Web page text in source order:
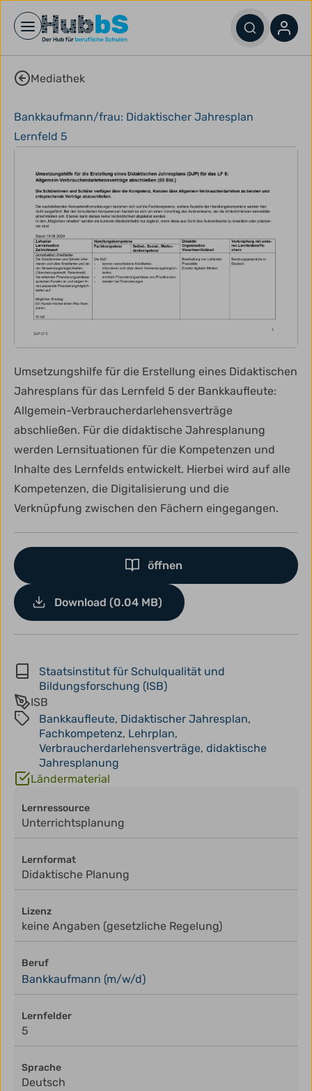
Open main menu
Mediathek
Bankkaufmann/frau: Didaktischer Jahresplan
Lernfeld 5
Umsetzungshilfe für die Erstellung eines Didaktischen
Jahresplans für das Lernfeld 5 der Bankkaufleute:
Allgemein-Verbraucherdarlehensverträge
abschließen. Für die didaktische Jahresplanung
werden Lernsituationen für die Kompetenzen und
Inhalte des Lernfelds entwickelt. Hierbei wird auf alle
Kompetenzen, die Digitalisierung und die
Verknüpfung zwischen den Fächern eingegangen.
öffnen
Download (0.04 MB)
Staatsinstitut für Schulqualität und
Bildungsforschung (ISB)
ISB
Bankkaufleute, Didaktischer Jahresplan,
Fachkompetenz, Lehrplan,
Verbraucherdarlehensverträge, didaktische
Jahresplanung
Ländermaterial
Lernressource
Unterrichtsplanung
Lernformat
Didaktische Planung
Lizenz
keine Angaben (gesetzliche Regelung)
Beruf
Bankkaufmann (m/w/d)
Lernfelder
5
Sprache
Deutsch